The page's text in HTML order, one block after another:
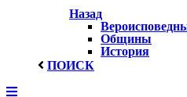
Назад
Общины
История
ПОИСК